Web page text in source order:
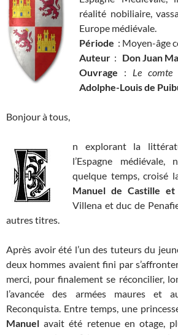
réalité nobiliaire,
Europe médiévale.
Période : Moyen-âge
Auteur : Don Juan
Ouvrage : Le comte
Adolphe-Louis de
Bonjour à tous,
n explorant la
l’Espagne
quelque temps, croisé
Manuel de Castille
Villena et duc de
autres titres.
Après avoir été l’un des tuteurs du
deux hommes avaient fini par
merci, pour finalement se réconcilier,
l’avancée des armées maures et
Reconquista. Entre temps, une
Manuel avait été retenue en otage,